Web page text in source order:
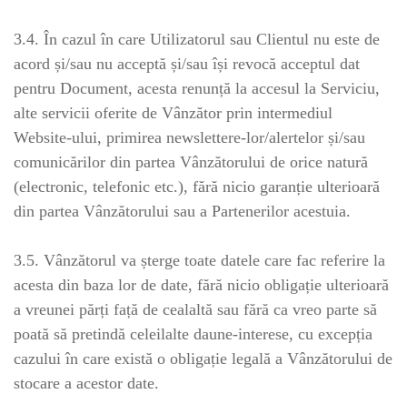
3.4. În cazul în care Utilizatorul sau Clientul nu este de
acord și/sau nu acceptă și/sau își revocă acceptul dat
pentru Document, acesta renunță la accesul la Serviciu,
alte servicii oferite de Vânzător prin intermediul
Website-ului, primirea newslettere-lor/alertelor și/sau
comunicărilor din partea Vânzătorului de orice natură
(electronic, telefonic etc.), fără nicio garanție ulterioară
din partea Vânzătorului sau a Partenerilor acestuia.
3.5. Vânzătorul va șterge toate datele care fac referire la
acesta din baza lor de date, fără nicio obligație ulterioară
a vreunei părți față de cealaltă sau fără ca vreo parte să
poată să pretindă celeilalte daune-interese, cu excepția
cazului în care există o obligație legală a Vânzătorului de
stocare a acestor date.